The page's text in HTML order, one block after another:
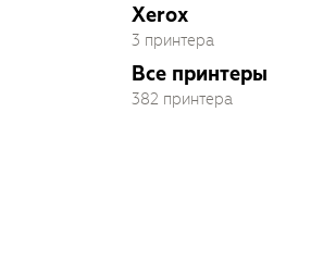
Xerox
3 принтера
Все принтеры
382 принтера